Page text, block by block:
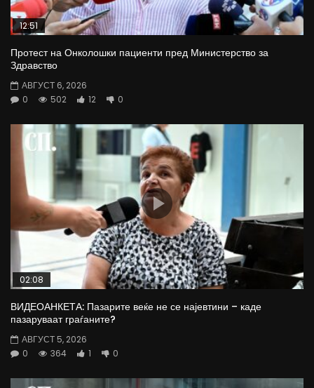
12:51
Протест на Онколошки пациенти пред Министерство за
Здравство
АВГУСТ 6, 2026
0
502 12 0
02:08
ВИДЕОАНКЕТА: Пазарите веќе не се најевтини – каде
пазаруваат граѓаните?
АВГУСТ 5, 2026
0
364 1 0